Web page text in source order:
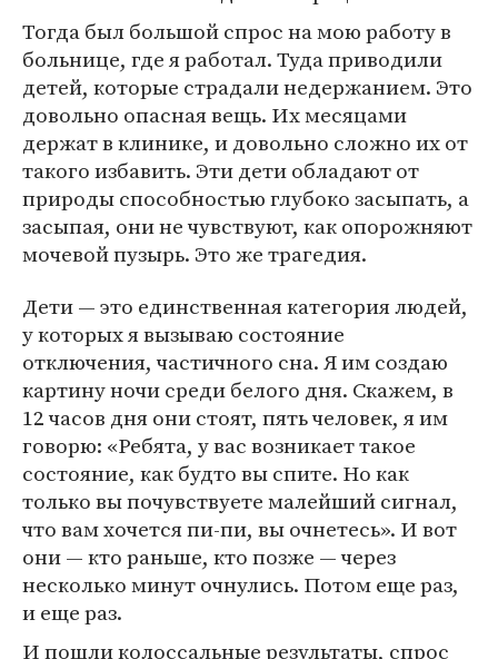
Тогда был большой спрос на мою работу в
больнице, где я работал. Туда приводили
детей, которые страдали недержанием. Это
довольно опасная вещь. Их месяцами
держат в клинике, и довольно сложно их от
такого избавить. Эти дети обладают от
природы способностью глубоко засыпать, а
засыпая, они не чувствуют, как опорожняют
мочевой пузырь. Это же трагедия.
Дети — это единственная категория людей,
у которых я вызываю состояние
отключения, частичного сна. Я им создаю
картину ночи среди белого дня. Скажем, в
12 часов дня они стоят, пять человек, я им
говорю: «Ребята, у вас возникает такое
состояние, как будто вы спите. Но как
только вы почувствуете малейший сигнал,
что вам хочется пи-пи, вы очнетесь». И вот
они — кто раньше, кто позже — через
несколько минут очнулись. Потом еще раз,
и еще раз.
И пошли колоссальные результаты, спрос